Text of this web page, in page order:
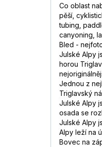
Co oblast
pěší,
tubing,
canyoning,
Bled -
Julské Alpy
horou
Jednou z
Triglavský
Julské Alpy
osada se
Julské Alpy
Alpy leží na
Bovec na